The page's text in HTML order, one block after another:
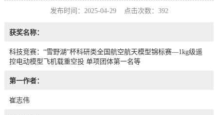
发布时间：2025-04-29 点击次数： 392
获奖名称：
科技竞赛：“雪野湖”杯科研类全国航空航天模型锦标赛—1kg级遥
控电动模型飞机载重空投 单项团体第一名等
第一作者：
崔志伟